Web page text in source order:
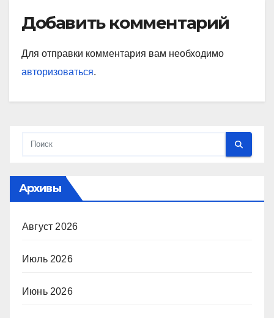
Добавить комментарий
Для отправки комментария вам необходимо
авторизоваться.
Архивы
Август 2026
Июль 2026
Июнь 2026